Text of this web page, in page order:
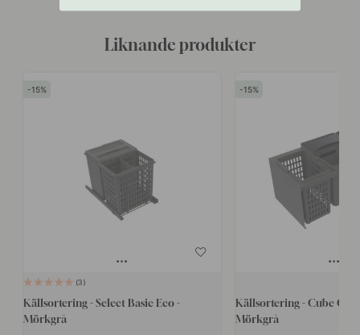
Liknande produkter
15
3
Källsortering - Select Basic Eco -
Mörkgrå
15
Källsortering - Cube
Mörkgrå